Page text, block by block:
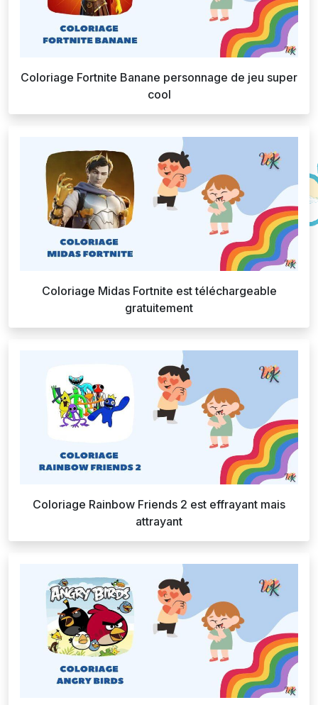
Coloriage Fortnite Banane personnage de jeu super
cool
Coloriage Midas Fortnite est téléchargeable
gratuitement
Coloriage Rainbow Friends 2 est effrayant mais
attrayant